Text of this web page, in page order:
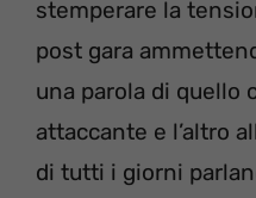
stemperare la
post gara
una parola di quello
attaccante e l’altro
di tutti i giorni